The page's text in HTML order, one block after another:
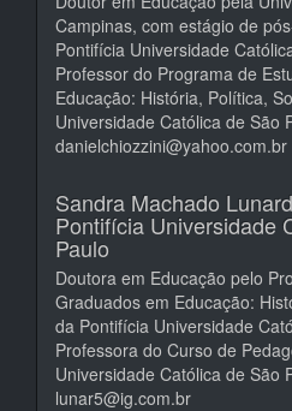
Campinas, com estágio de
Pontifícia Universidade
Professor do Programa de
Educação: História, Política,
Universidade Católica de São
danielchiozzini@yahoo.com.br
Sandra Machado
Pontifícia Universidade
Paulo
Doutora em Educação pelo
Graduados em Educação:
da Pontifícia Universidade
Professora do Curso de
Universidade Católica de São
lunar5@ig.com.br